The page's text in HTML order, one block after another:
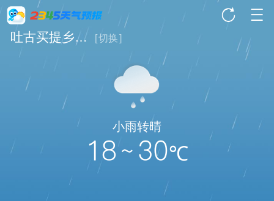
吐古买提乡天气 [切换]
小雨转晴
18 ~ 30℃